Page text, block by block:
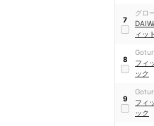
7
グロ
ィッ
8
フィ
ック
9
フィ
ック